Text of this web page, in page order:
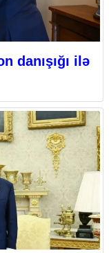
danışığı ilə